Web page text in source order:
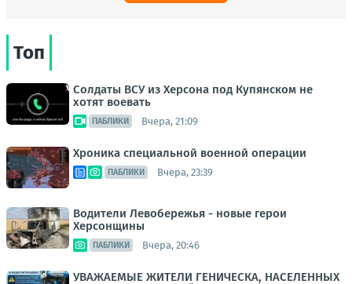
Топ
Солдаты ВСУ из Херсона под Купянском не
хотят воевать
ПАБЛИКИ Вчера, 21:09
Хроника специальной военной операции
ПАБЛИКИ Вчера, 23:39
Водители Левобережья - новые герои
Херсонщины
ПАБЛИКИ Вчера, 20:46
УВАЖАЕМЫЕ ЖИТЕЛИ ГЕНИЧЕСКА, НАСЕЛЕННЫХ